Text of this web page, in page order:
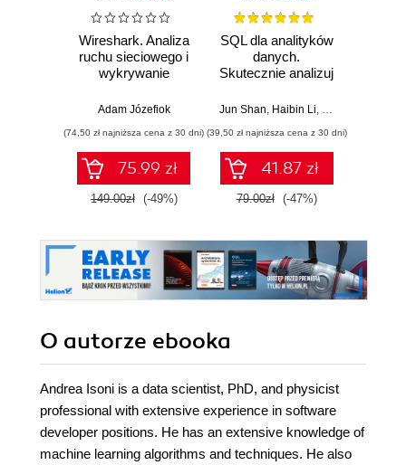
Wireshark. Analiza
ruchu sieciowego i
wykrywanie
Adam Józefiok
(74,50 zł najniższa cena z 30 dni)
75.99 zł
149.00zł (-49%)
SQL dla analityków
danych.
Skutecznie analizuj
wartościowe
zaawansowany
SQL na potrzeby
praktycznych
zastosowań.
Wydanie IV
Jun Shan, Haibin Li, Matt Goldwasser
(39,50 zł najniższa cena z 30 dni)
41.87 zł
79.00zł (-47%)
O autorze ebooka
Andrea Isoni is a data scientist, PhD, and physicist
professional with extensive experience in software
developer positions. He has an extensive knowledge of
machine learning algorithms and techniques. He also